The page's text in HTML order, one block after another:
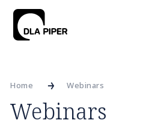
Home Webinars
Webinars